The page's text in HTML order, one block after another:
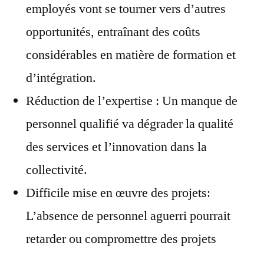
employés vont se tourner vers d’autres
opportunités, entraînant des coûts
considérables en matière de formation et
d’intégration.
Réduction de l’expertise : Un manque de
personnel qualifié va dégrader la qualité
des services et l’innovation dans la
collectivité.
Difficile mise en œuvre des projets:
L’absence de personnel aguerri pourrait
retarder ou compromettre des projets